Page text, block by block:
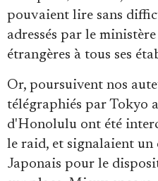
pouvaient lire sans
adressés par le
étrangères à tous ses
Or, poursuivent nos
télégraphiés par Tokyo
d'Honolulu ont été
le raid, et signalaient un
Japonais pour le